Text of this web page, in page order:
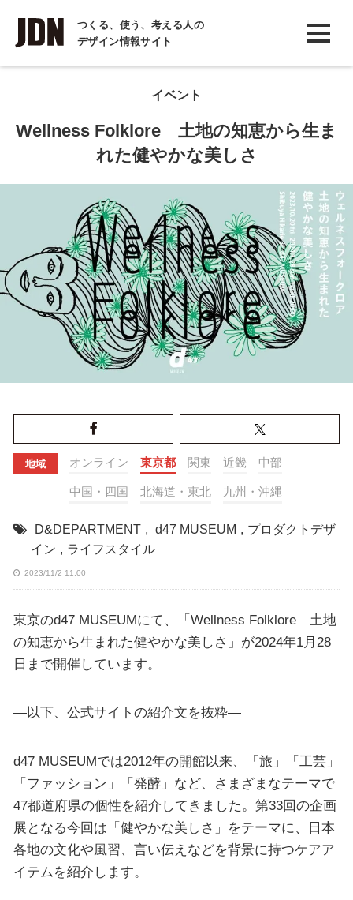
つくる、使う、考える人の
デザイン情報サイト
INTERVIEW
インタビュー
COLUMN
イベント
Wellness Folklore 土地の知恵から生ま
れた健やかな美しさ
地域 オンライン 東京都 関東 近畿 中部
中国・四国 北海道・東北 九州・沖縄
D&DEPARTMENT , d47 MUSEUM , プロダクトデザ
イン , ライフスタイル
2023/11/2 11:00
東京のd47 MUSEUMにて、「Wellness Folklore 土地
の知恵から生まれた健やかな美しさ」が2024年1月28
日まで開催しています。
—以下、公式サイトの紹介文を抜粋—
d47 MUSEUMでは2012年の開館以来、「旅」「工芸」
「ファッション」「発酵」など、さまざまなテーマで
47都道府県の個性を紹介してきました。第33回の企画
展となる今回は「健やかな美しさ」をテーマに、日本
各地の文化や風習、言い伝えなどを背景に持つケアア
イテムを紹介します。